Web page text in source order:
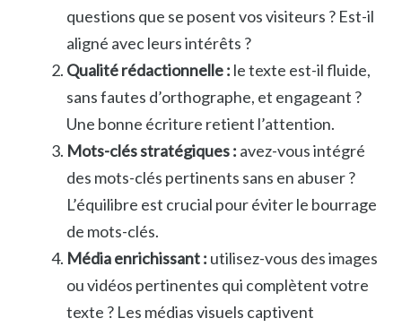
questions que se posent vos visiteurs ? Est-il
aligné avec leurs intérêts ?
Qualité rédactionnelle : le texte est-il fluide,
sans fautes d’orthographe, et engageant ?
Une bonne écriture retient l’attention.
Mots-clés stratégiques : avez-vous intégré
des mots-clés pertinents sans en abuser ?
L’équilibre est crucial pour éviter le bourrage
de mots-clés.
Média enrichissant : utilisez-vous des images
ou vidéos pertinentes qui complètent votre
texte ? Les médias visuels captivent